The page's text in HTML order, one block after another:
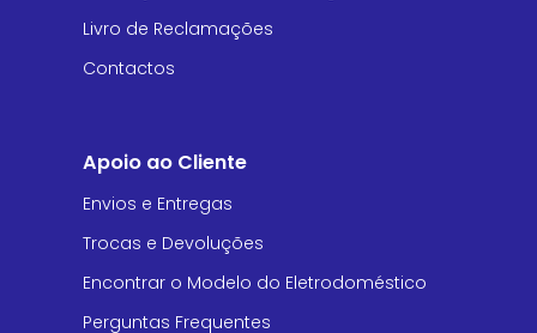
Livro de Reclamações
Contactos
Apoio ao Cliente
Envios e Entregas
Trocas e Devoluções
Encontrar o Modelo do Eletrodoméstico
Perguntas Frequentes